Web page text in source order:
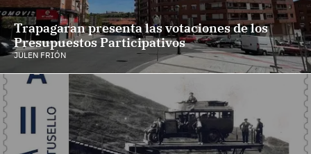
Trapagaran presenta las votaciones de los
Presupuestos Participativos
JULEN FRIÓN